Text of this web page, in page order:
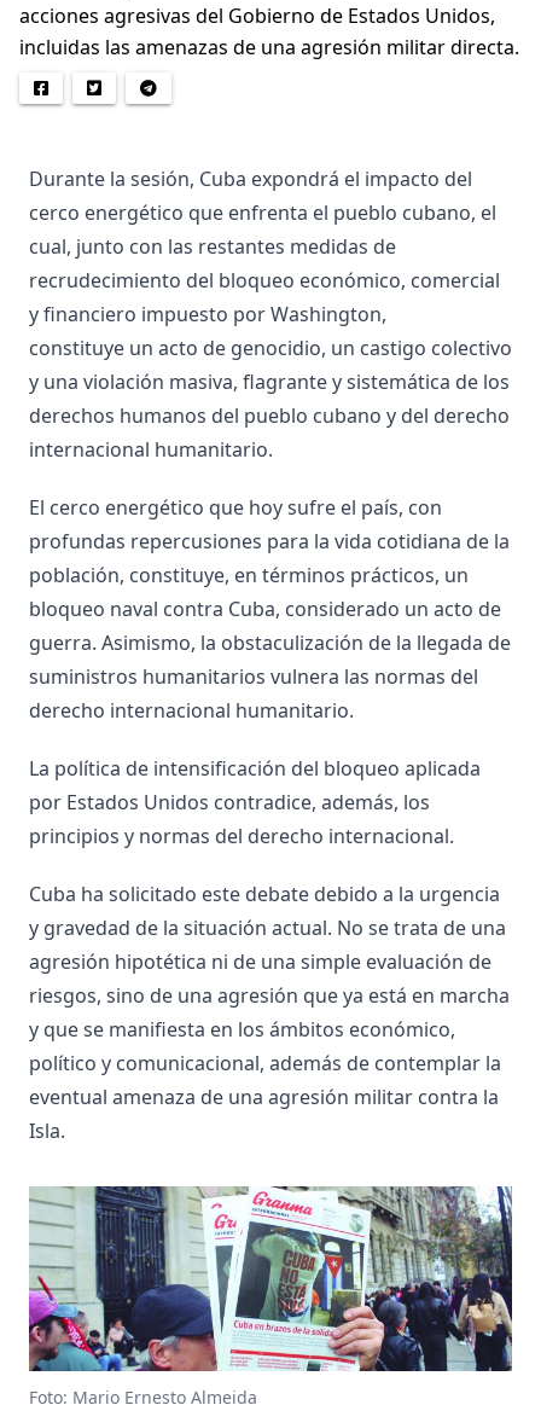
acciones agresivas del Gobierno de Estados Unidos,
incluidas las amenazas de una agresión militar directa.
Durante la sesión, Cuba expondrá el impacto del
cerco energético que enfrenta el pueblo cubano, el
cual, junto con las restantes medidas de
recrudecimiento del bloqueo económico, comercial
y financiero impuesto por Washington,
constituye un acto de genocidio, un castigo colectivo
y una violación masiva, flagrante y sistemática de los
derechos humanos del pueblo cubano y del derecho
internacional humanitario.
El cerco energético que hoy sufre el país, con
profundas repercusiones para la vida cotidiana de la
población, constituye, en términos prácticos, un
bloqueo naval contra Cuba, considerado un acto de
guerra. Asimismo, la obstaculización de la llegada de
suministros humanitarios vulnera las normas del
derecho internacional humanitario.
La política de intensificación del bloqueo aplicada
por Estados Unidos contradice, además, los
principios y normas del derecho internacional.
Cuba ha solicitado este debate debido a la urgencia
y gravedad de la situación actual. No se trata de una
agresión hipotética ni de una simple evaluación de
riesgos, sino de una agresión que ya está en marcha
y que se manifiesta en los ámbitos económico,
político y comunicacional, además de contemplar la
eventual amenaza de una agresión militar contra la
Isla.
Foto: Mario Ernesto Almeida